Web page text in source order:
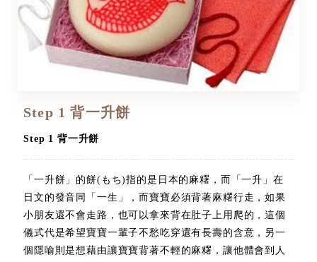
Step 1 背一升餅
Step 1 背一升餅
「一升餅」的餅(もち)指的是日本的麻糬，而「一升」在
日文的發音同「一生」，而寶寶必須背著麻糬行走，如果
小朋友還不會走路，也可以拿來背在肚子上用爬的，這個
儀式代是希望寶寶一輩子不愁吃穿還有長壽的含意，另一
個隱喻則是想藉由讓寶寶背著不輕的麻糬，讓他體會到人